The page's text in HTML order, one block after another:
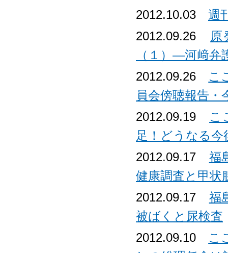
2012.10.03 週
2012.09.26
原
（１）―河﨑弁
2012.09.26 こ
員会傍聴報告・
2012.09.19 こ
足！どうなる今
2012.09.17 福
健康調査と甲状
2012.09.17 福
被ばくと尿検査
2012.09.10 こ